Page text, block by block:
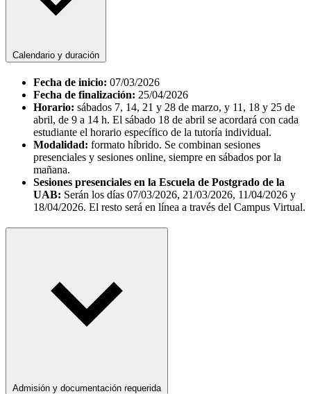
Calendario y duración
Fecha de inicio: 07/03/2026
Fecha de finalización: 25/04/2026
Horario: sábados 7, 14, 21 y 28 de marzo, y 11, 18 y 25 de
abril, de 9 a 14 h. El sábado 18 de abril se acordará con cada
estudiante el horario específico de la tutoría individual.
Modalidad: formato híbrido. Se combinan sesiones
presenciales y sesiones online, siempre en sábados por la
mañana.
Sesiones presenciales en la Escuela de Postgrado de la
UAB: Serán los días 07/03/2026, 21/03/2026, 11/04/2026 y
18/04/2026. El resto será en línea a través del Campus Virtual.
Admisión y documentación requerida